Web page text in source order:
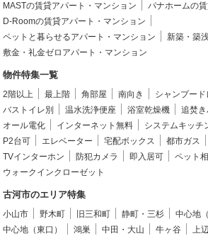
MASTの賃貸アパート・マンション
パナホームの
D-Roomの賃貸アパート・マンション
ペットと暮らせるアパート・マンション
新築・築
敷金・礼金ゼロアパート・マンション
物件特集一覧
2階以上 最上階 角部屋 南向き シャンプード
バストイレ別
温水洗浄便座 浴室乾燥機 追焚き
オール電化
インターネット無料 システムキッチ
P2台可
エレベーター 宅配ボックス 都市ガス
TVインターホン
防犯カメラ 即入居可 ペット
ウォークインクローゼット
古河市のエリア特集
小山市 野木町 旧三和町 静町・三杉
中心地
中心地（東口）
鴻巣 中田・大山 牛ヶ谷 上